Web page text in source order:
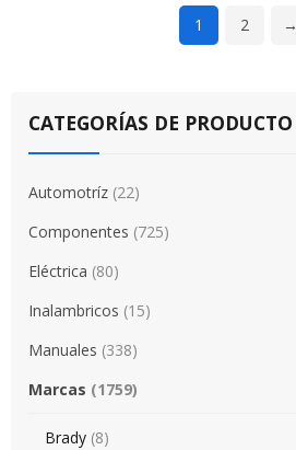
1 2 →
CATEGORÍAS DE PRODUCTO
Automotríz (22)
Componentes (725)
Eléctrica (80)
Inalambricos (15)
Manuales (338)
Marcas (1759)
Brady (8)